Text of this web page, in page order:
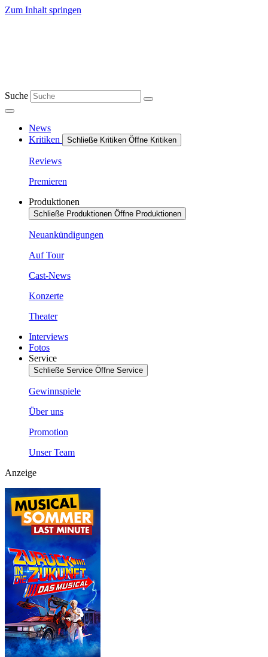
Zum Inhalt springen
Suche
News
Kritiken
Schließe Kritiken Öffne Kritiken
Reviews
Premieren
Produktionen
Schließe Produktionen Öffne Produktionen
Neuankündigungen
Auf Tour
Cast-News
Konzerte
Theater
Interviews
Fotos
Service
Schließe Service Öffne Service
Gewinnspiele
Über uns
Promotion
Unser Team
Anzeige